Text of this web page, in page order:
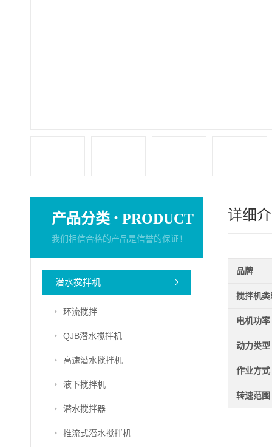
产品分类 · PRODUCT
我们相信合格的产品是信誉的保证！
潜水搅拌机
环流搅拌
QJB潜水搅拌机
高速潜水搅拌机
液下搅拌机
潜水搅拌器
推流式潜水搅拌机
详细
品牌
搅拌机类
电机功率
动力类型
作业方式
转速范围